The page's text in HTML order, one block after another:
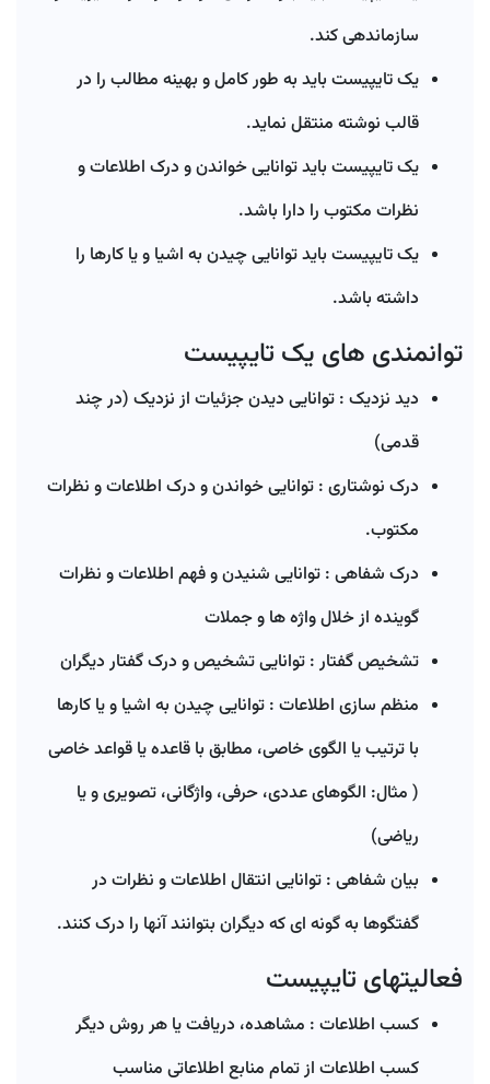
سازماندهی کند.
یک تایپیست باید به طور کامل و بهینه مطالب را در
قالب نوشته منتقل نماید.
یک تایپیست باید توانایی خواندن و درک اطلاعات و
نظرات مکتوب را دارا باشد.
یک تایپیست باید توانایی چیدن به اشیا و یا کارها را
داشته باشد.
توانمندی های یک تایپیست
دید نزدیک : توانایی دیدن جزئیات از نزدیک (در چند
قدمی)
درک نوشتاری : توانایی خواندن و درک اطلاعات و نظرات
مکتوب.
درک شفاهی : توانایی شنیدن و فهم اطلاعات و نظرات
گوینده از خلال واژه ها و جملات
تشخیص گفتار : توانایی تشخیص و درک گفتار دیگران
منظم سازی اطلاعات : توانایی چیدن به اشیا و یا کارها
با ترتیب یا الگوی خاصی، مطابق با قاعده یا قواعد خاصی
( مثال: الگوهای عددی، حرفی، واژگانی، تصویری و یا
ریاضی)
بیان شفاهی : توانایی انتقال اطلاعات و نظرات در
گفتگوها به گونه ای که دیگران بتوانند آنها را درک کنند.
فعالیتهای تایپیست
کسب اطلاعات : مشاهده، دریافت یا هر روش دیگر
کسب اطلاعات از تمام منابع اطلاعاتی مناسب